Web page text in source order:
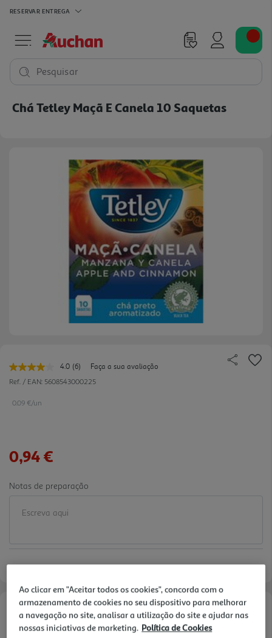
RESERVAR ENTREGA
Pesquisar
Chá Tetley Maçã E Canela 10 Saquetas
4.0 Leu
6
(6)
Faça a sua avaliação
Ref. / EAN: 5608543000225
0.09 €/un
0,94 €
Notas de preparação
Características
Ao clicar em "Aceitar todos os cookies", concorda com o
armazenamento de cookies no seu dispositivo para melhorar
a navegação no site, analisar a utilização do site e ajudar nas
nossas iniciativas de marketing. Política de Cookies